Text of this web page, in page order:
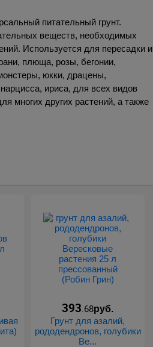
питательный грунт.
веществ, необходимых
Используется для пересадки и
плюща, розы, бегонии,
юкки, драцены,
ириса, для всех видов
многих других растений, а также
393 .68руб.
Грунт для азалий,
рододендронов, голубики
Ве...